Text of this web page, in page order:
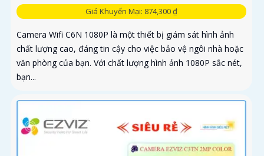
Giá Khuyến Mại: 874,300 ₫
Camera Wifi C6N 1080P là một thiết bị giám sát hình ảnh
chất lượng cao, đáng tin cậy cho việc bảo vệ ngôi nhà hoặc
văn phòng của bạn. Với chất lượng hình ảnh 1080P sắc nét,
bạn...